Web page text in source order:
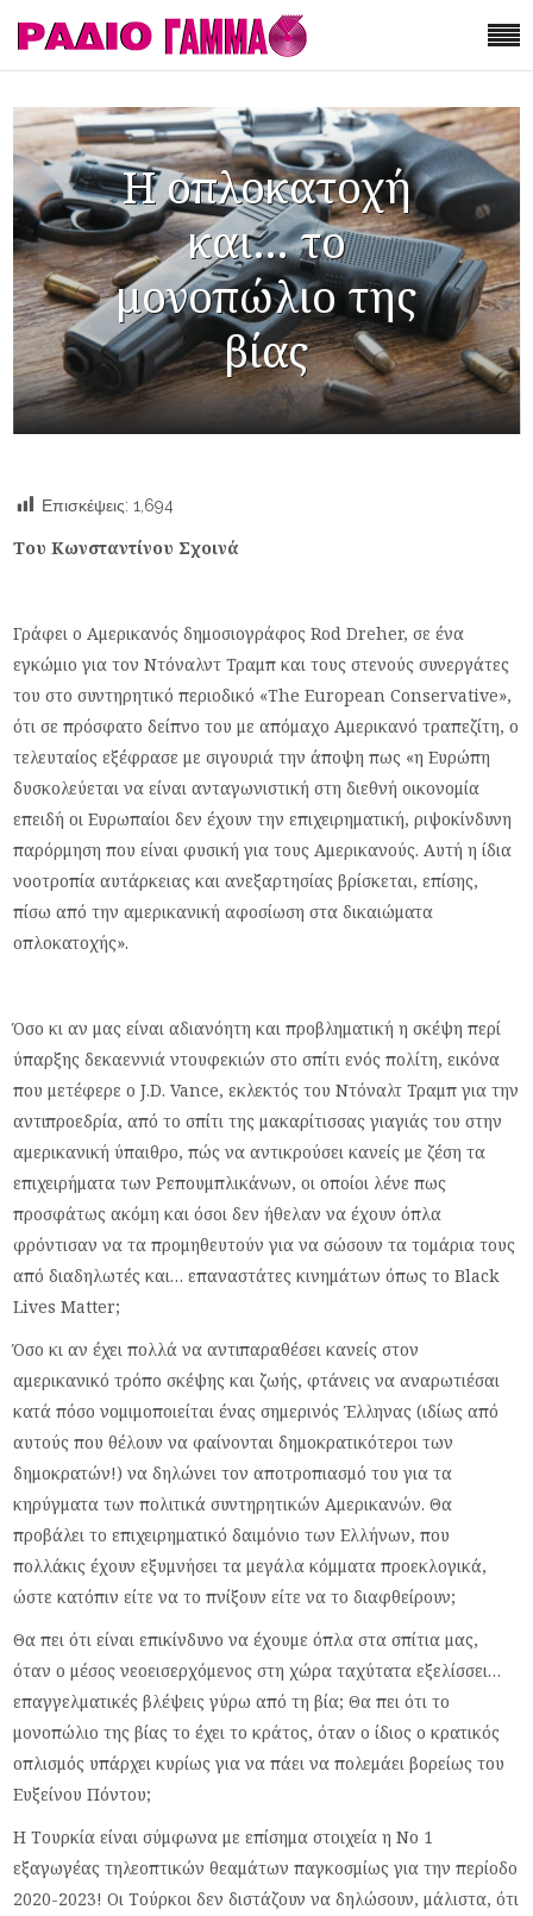
Η οπλοκατοχή
και… το
μονοπώλιο της
βίας
Επισκέψεις: 1,694
Του Κωνσταντίνου Σχοινά
Γράφει ο Αμερικανός δημοσιογράφος Rod Dreher, σε ένα
εγκώμιο για τον Ντόναλντ Τραμπ και τους στενούς συνεργάτες
του στο συντηρητικό περιοδικό «The European Conservative»,
ότι σε πρόσφατο δείπνο του με απόμαχο Αμερικανό τραπεζίτη, ο
τελευταίος εξέφρασε με σιγουριά την άποψη πως «η Ευρώπη
δυσκολεύεται να είναι ανταγωνιστική στη διεθνή οικονομία
επειδή οι Ευρωπαίοι δεν έχουν την επιχειρηματική, ριψοκίνδυνη
παρόρμηση που είναι φυσική για τους Αμερικανούς. Αυτή η ίδια
νοοτροπία αυτάρκειας και ανεξαρτησίας βρίσκεται, επίσης,
πίσω από την αμερικανική αφοσίωση στα δικαιώματα
οπλοκατοχής».
Όσο κι αν μας είναι αδιανόητη και προβληματική η σκέψη περί
ύπαρξης δεκαεννιά ντουφεκιών στο σπίτι ενός πολίτη, εικόνα
που μετέφερε ο J.D. Vance, εκλεκτός του Ντόναλτ Τραμπ για την
αντιπροεδρία, από το σπίτι της μακαρίτισσας γιαγιάς του στην
αμερικανική ύπαιθρο, πώς να αντικρούσει κανείς με ζέση τα
επιχειρήματα των Ρεπουμπλικάνων, οι οποίοι λένε πως
προσφάτως ακόμη και όσοι δεν ήθελαν να έχουν όπλα
φρόντισαν να τα προμηθευτούν για να σώσουν τα τομάρια τους
από διαδηλωτές και… επαναστάτες κινημάτων όπως το Black
Lives Matter;
Όσο κι αν έχει πολλά να αντιπαραθέσει κανείς στον
αμερικανικό τρόπο σκέψης και ζωής, φτάνεις να αναρωτιέσαι
κατά πόσο νομιμοποιείται ένας σημερινός Έλληνας (ιδίως από
αυτούς που θέλουν να φαίνονται δημοκρατικότεροι των
δημοκρατών!) να δηλώνει τον αποτροπιασμό του για τα
κηρύγματα των πολιτικά συντηρητικών Αμερικανών. Θα
προβάλει το επιχειρηματικό δαιμόνιο των Ελλήνων, που
πολλάκις έχουν εξυμνήσει τα μεγάλα κόμματα προεκλογικά,
ώστε κατόπιν είτε να το πνίξουν είτε να το διαφθείρουν;
Θα πει ότι είναι επικίνδυνο να έχουμε όπλα στα σπίτια μας,
όταν ο μέσος νεοεισερχόμενος στη χώρα ταχύτατα εξελίσσει…
επαγγελματικές βλέψεις γύρω από τη βία; Θα πει ότι το
μονοπώλιο της βίας το έχει το κράτος, όταν ο ίδιος ο κρατικός
οπλισμός υπάρχει κυρίως για να πάει να πολεμάει βορείως του
Ευξείνου Πόντου;
Η Τουρκία είναι σύμφωνα με επίσημα στοιχεία η Νο 1
εξαγωγέας τηλεοπτικών θεαμάτων παγκοσμίως για την περίοδο
2020-2023! Οι Τούρκοι δεν διστάζουν να δηλώσουν, μάλιστα, ότι